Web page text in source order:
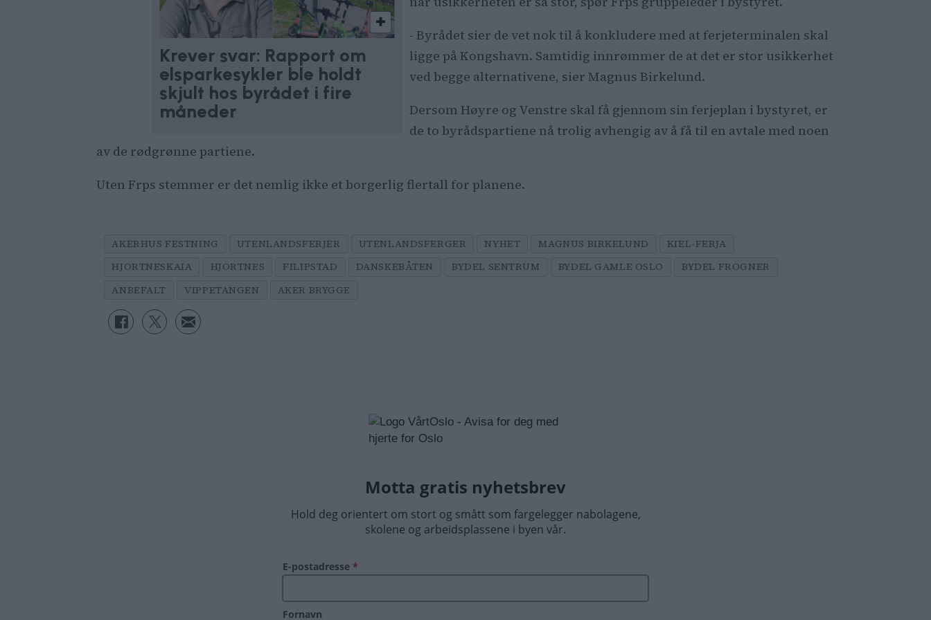
Krever svar: Rapport om
elsparkesykler ble holdt
skjult hos byrådet i fire
måneder
- Byrådet sier de vet nok til å konkludere med at ferjeterminalen skal
ligge på Kongshavn. Samtidig innrømmer de at det er stor usikkerhet
ved begge alternativene, sier Magnus Birkelund.
Dersom Høyre og Venstre skal få gjennom sin ferjeplan i bystyret, er
de to byrådspartiene nå trolig avhengig av å få til en avtale med noen
av de rødgrønne partiene.
Uten Frps stemmer er det nemlig ikke et borgerlig flertall for planene.
AKERHUS FESTNING UTENLANDSFERJER UTENLANDSFERGER NYHET MAGNUS BIRKELUND
KIEL-FERJA
HJORTNESKAIA
HJORTNES FILIPSTAD DANSKEBÅTEN BYDEL SENTRUM BYDEL GAMLE OSLO
BYDEL FROGNER
ANBEFALT
VIPPETANGEN AKER BRYGGE